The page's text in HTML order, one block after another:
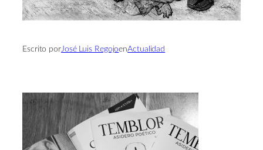
Escrito porJosé Luis RegojoenActualidad